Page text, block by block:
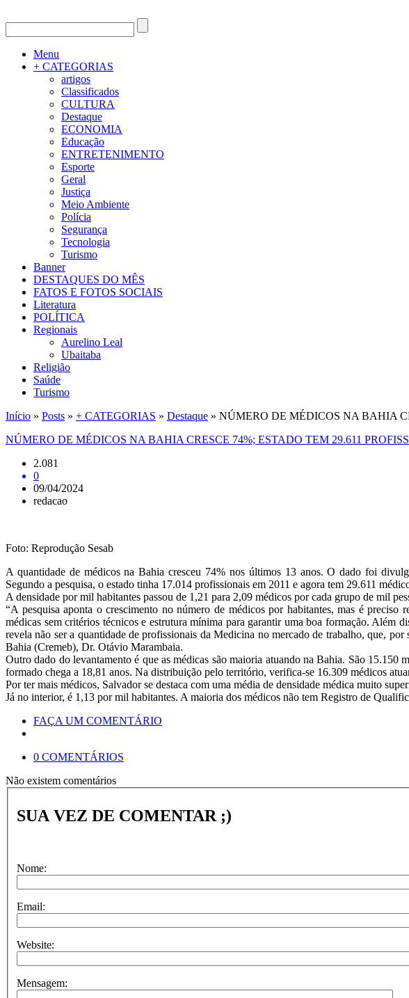
Menu
+ CATEGORIAS
artigos
Classificados
CULTURA
Destaque
ECONOMIA
Educação
ENTRETENIMENTO
Esporte
Geral
Justiça
Meio Ambiente
Polícia
Segurança
Tecnologia
Turismo
Banner
DESTAQUES DO MÊS
FATOS E FOTOS SOCIAIS
Literatura
POLÍTICA
Regionais
Aurelino Leal
Ubaitaba
Religião
Saúde
Turismo
Início » Posts » + CATEGORIAS » Destaque » NÚMERO DE MÉDICOS NA BAHIA
NÚMERO DE MÉDICOS NA BAHIA CRESCE 74%; ESTADO TEM 29.611
2.081
0
09/04/2024
redacao
Foto: Reprodução Sesab
A quantidade de médicos na Bahia cresceu 74% nos últimos 13 anos. O dado foi
Segundo a pesquisa, o estado tinha 17.014 profissionais em 2011 e agora tem 29.611
A densidade por mil habitantes passou de 1,21 para 2,09 médicos por cada grupo de mil
“A pesquisa aponta o crescimento no número de médicos por habitantes, mas é preciso
médicas sem critérios técnicos e estrutura mínima para garantir uma boa formação. Além
revela não ser a quantidade de profissionais da Medicina no mercado de trabalho, que,
Bahia (Cremeb), Dr. Otávio Marambaia.
Outro dado do levantamento é que as médicas são maioria atuando na Bahia. São
formado chega a 18,81 anos. Na distribuição pelo território, verifica-se 16.309 médicos
Por ter mais médicos, Salvador se destaca com uma média de densidade médica muito
Já no interior, é 1,13 por mil habitantes. A maioria dos médicos não tem Registro de
FAÇA UM COMENTÁRIO
0 COMENTÁRIOS
Não existem comentários
SUA VEZ DE COMENTAR ;)
Nome:
Email:
Website:
Mensagem: